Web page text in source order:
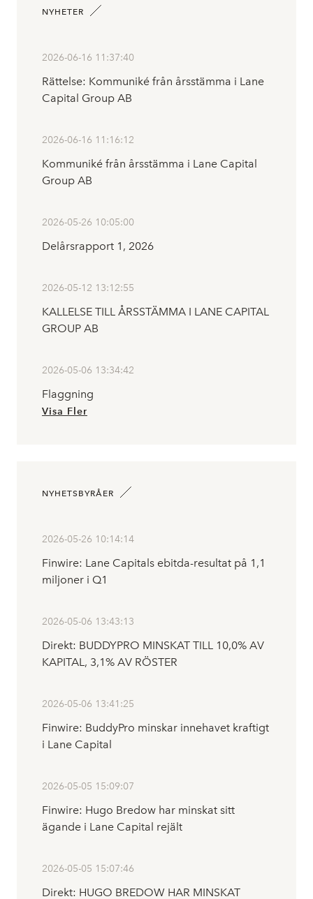
NYHETER
2026-06-16 11:37:40
Rättelse: Kommuniké från årsstämma i Lane
Capital Group AB
2026-06-16 11:16:12
Kommuniké från årsstämma i Lane Capital
Group AB
2026-05-26 10:05:00
Delårsrapport 1, 2026
2026-05-12 13:12:55
KALLELSE TILL ÅRSSTÄMMA I LANE CAPITAL
GROUP AB
2026-05-06 13:34:42
Flaggning
Visa Fler
NYHETSBYRÅER
2026-05-26 10:14:14
Finwire: Lane Capitals ebitda-resultat på 1,1
miljoner i Q1
2026-05-06 13:43:13
Direkt: BUDDYPRO MINSKAT TILL 10,0% AV
KAPITAL, 3,1% AV RÖSTER
2026-05-06 13:41:25
Finwire: BuddyPro minskar innehavet kraftigt
i Lane Capital
2026-05-05 15:09:07
Finwire: Hugo Bredow har minskat sitt
ägande i Lane Capital rejält
2026-05-05 15:07:46
Direkt: HUGO BREDOW HAR MINSKAT